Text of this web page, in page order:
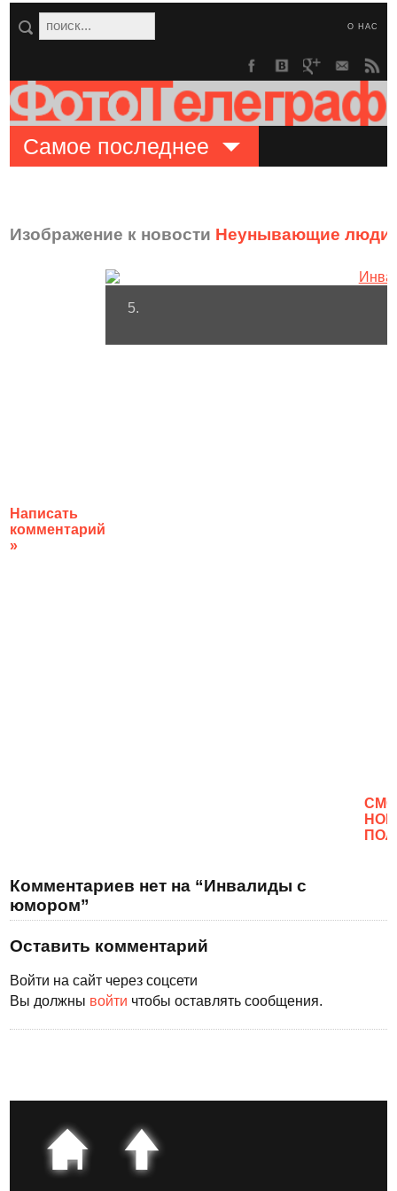
О НАС
Самое последнее
Изображение к новости Неунывающие люди
Написать
комментарий
»
5.
Комментариев нет на “Инвалиды с
юмором”
Оставить комментарий
Войти на сайт через соцсети
Вы должны войти чтобы оставлять сообщения.